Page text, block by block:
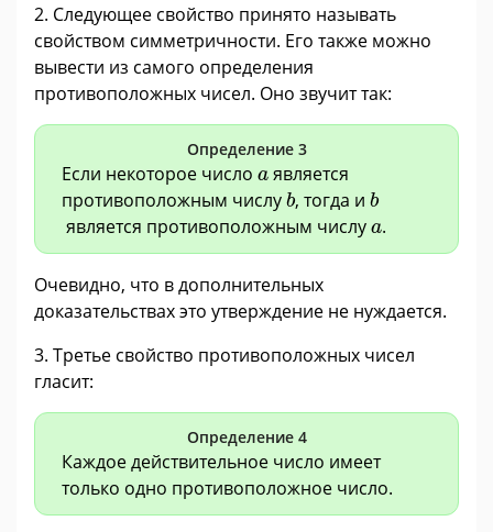
2. Следующее свойство принято называть
свойством симметричности. Его также можно
вывести из самого определения
противоположных чисел. Оно звучит так:
Определение 3
Если некоторое число a
aявляется
противоположным числу b
b, тогда и b
b
является противоположным числу a
a.
Очевидно, что в дополнительных
доказательствах это утверждение не нуждается.
3. Третье свойство противоположных чисел
гласит:
Определение 4
Каждое действительное число имеет
только одно противоположное число.